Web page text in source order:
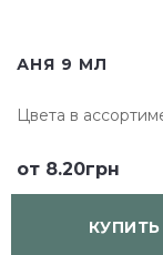
АНЯ 9 МЛ
Цвета в
от 8.20грн
КУПИТЬ